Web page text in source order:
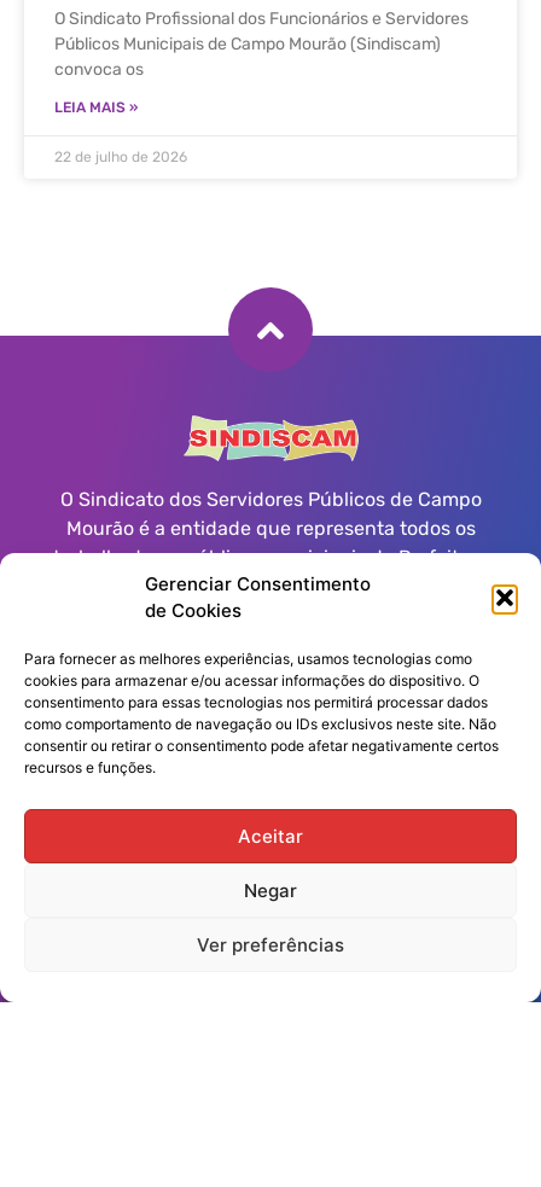
Gerenciar Consentimento
de Cookies
Para fornecer as melhores experiências, usamos tecnologias como
cookies para armazenar e/ou acessar informações do dispositivo. O
consentimento para essas tecnologias nos permitirá processar dados
como comportamento de navegação ou IDs exclusivos neste site. Não
consentir ou retirar o consentimento pode afetar negativamente certos
recursos e funções.
Aceitar
Negar
Ver preferências
O Sindicato Profissional dos Funcionários e Servidores
Públicos Municipais de Campo Mourão (Sindiscam)
convoca os
LEIA MAIS »
22 de julho de 2026
O Sindicato dos Servidores Públicos de Campo
Mourão é a entidade que representa todos os
trabalhadores públicos municipais da Prefeitura
Municipal, Autarquias, Fundações e Poder Legislativo
de Campo Mourão.
Informações de contato
Rua Mato Grosso, 2712
(44) 99803-0065
(44) 99731-0400
(44) 3523-2725